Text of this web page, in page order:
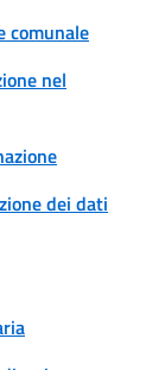
comunale
nel
dei dati